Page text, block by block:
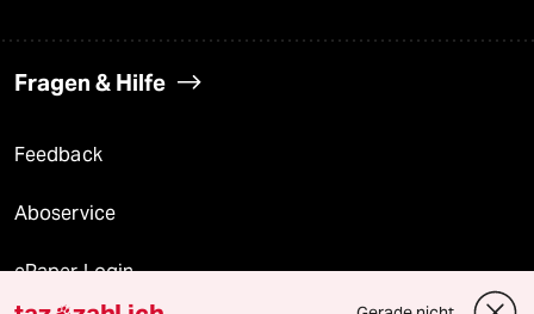
Fragen & Hilfe
Feedback
Aboservice
ePaper Login